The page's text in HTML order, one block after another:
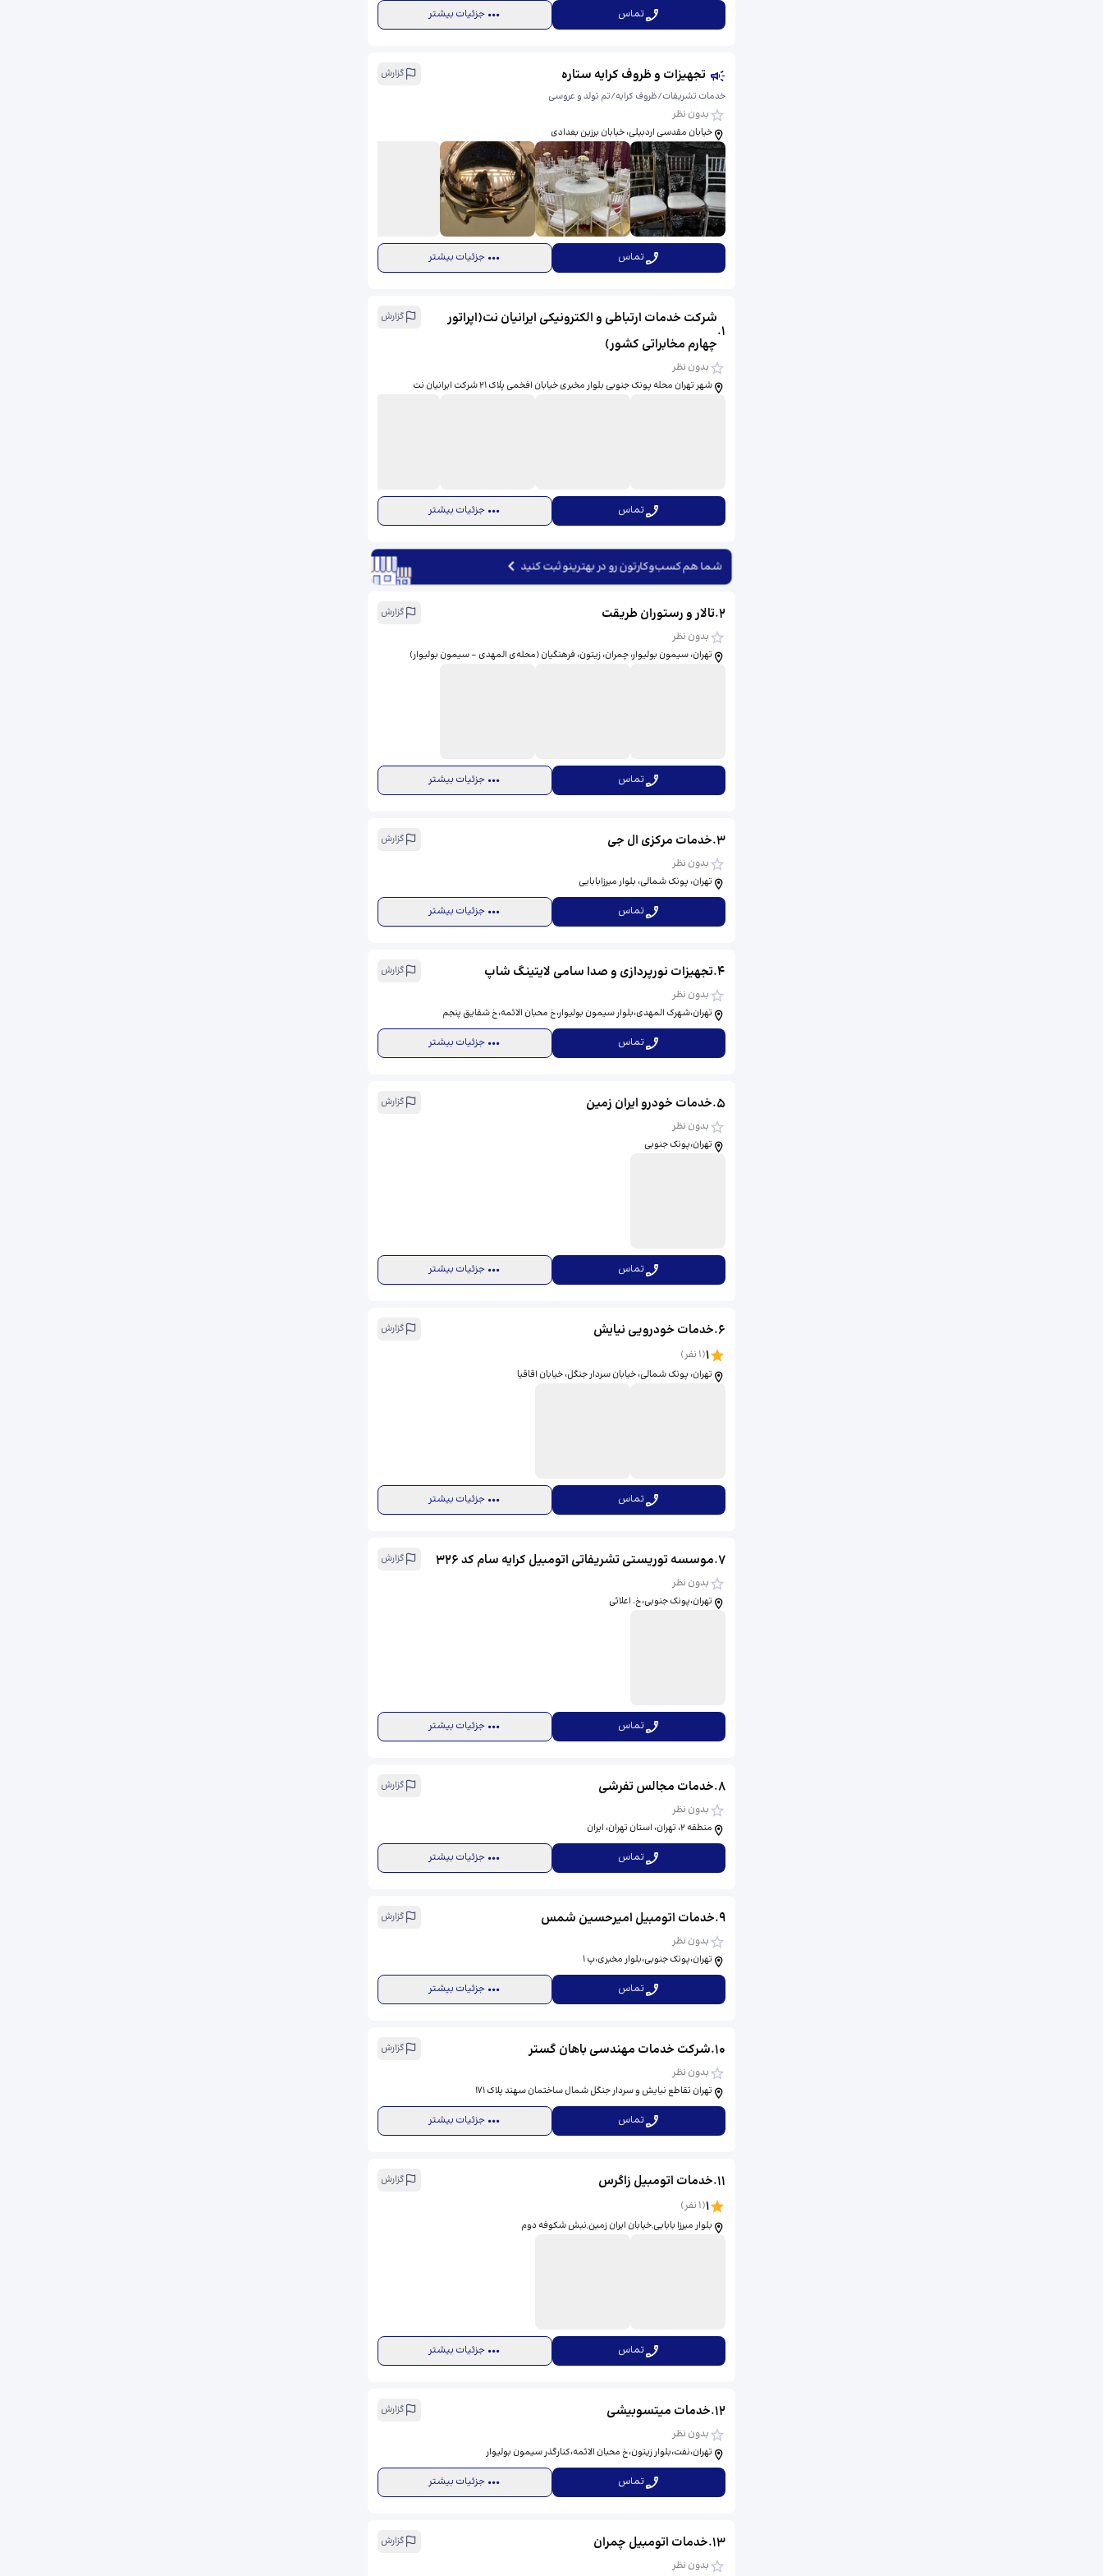
تماس جزئیات بیشتر
تجهیزات و ظروف کرایه ستاره
گزارش
خدمات تشریفات/ظروف کرایه/تم تولد و عروسی
بدون نظر
خیابان مقدسی اردبیلی، خیابان برزین بغدادی
تماس جزئیات بیشتر
1
.
شرکت خدمات ارتباطی و الکترونیکی ایرانیان نت(اپراتور
چهارم مخابراتی کشور)
گزارش
بدون نظر
شهر تهران محله پونک جنوبی بلوار مخبری خیابان افخمی پلاک ۲۱ شرکت ایرانیان نت
تماس جزئیات بیشتر
شما هم کسب‌وکارتون رو در بهترینو ثبت کنید
2
.تالار و رستوران طریقت گزارش
بدون نظر
تهران، سیمون بولیوار، چمران، زیتون، فرهنگیان (محله‌ی المهدی - سیمون بولیوار)
تماس جزئیات بیشتر
3
.خدمات مرکزی ال جی گزارش
بدون نظر
تهران، پونک شمالی، بلوار میرزابابایی
تماس جزئیات بیشتر
4
.تجهیزات نورپردازی و صدا سامی لایتینگ شاپ گزارش
بدون نظر
تهران،شهرک المهدی،بلوار سیمون بولیوار،خ محبان الائمه،خ شقایق پنجم
تماس جزئیات بیشتر
5
.خدمات خودرو ایران زمین گزارش
بدون نظر
تهران،پونک جنوبی
تماس جزئیات بیشتر
6
.خدمات خودرویی نیایش گزارش
1
(
1 نفر)
تهران، پونک شمالی، خیابان سردار جنگل، خیابان اقاقیا
تماس جزئیات بیشتر
7
.موسسه توریستی تشریفاتی اتومبیل کرایه سام کد ۳۲۶ گزارش
بدون نظر
تهران،پونک جنوبی،خ. اعلائی
تماس جزئیات بیشتر
8
.خدمات مجالس تفرشی گزارش
بدون نظر
منطقه ۲، تهران، استان تهران، ایران
تماس جزئیات بیشتر
9
.خدمات اتومبيل امیرحسین شمس گزارش
بدون نظر
تهران،پونک جنوبی،بلوار مخبری،پ ۱
تماس جزئیات بیشتر
10
.شرکت خدمات مهندسی باهان گستر گزارش
بدون نظر
تهران تقاطع نیایش و سردار جنگل شمال ساختمان سهند پلاک 171
تماس جزئیات بیشتر
11
.خدمات اتومبیل زاگرس گزارش
1
(
1 نفر)
بلوار میرزا بابایی,خیابان ایران زمین,نبش شکوفه دوم
تماس جزئیات بیشتر
12
.خدمات میتسوبیشی گزارش
بدون نظر
تهران،نفت،بلوار زیتون،خ محبان الائمه،کنارگذر سیمون بولیوار
تماس جزئیات بیشتر
13
.خدمات اتومبیل چمران گزارش
بدون نظر